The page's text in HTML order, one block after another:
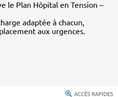
le Plan Hôpital en Tension –
adaptée à chacun,
aux urgences.
ACCÈS RAPIDES